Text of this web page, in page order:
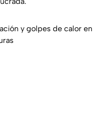
y golpes de calor en